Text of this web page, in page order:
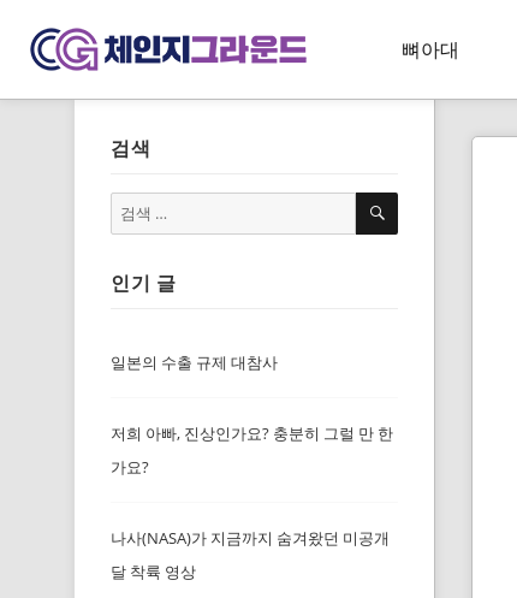
뼈아대
검색
검
검
인기 글
일본의 수출 규제 대참사
저희 아빠, 진상인가요? 충분히 그럴 만 한
가요?
나사(NASA)가 지금까지 숨겨왔던 미공개
달 착륙 영상